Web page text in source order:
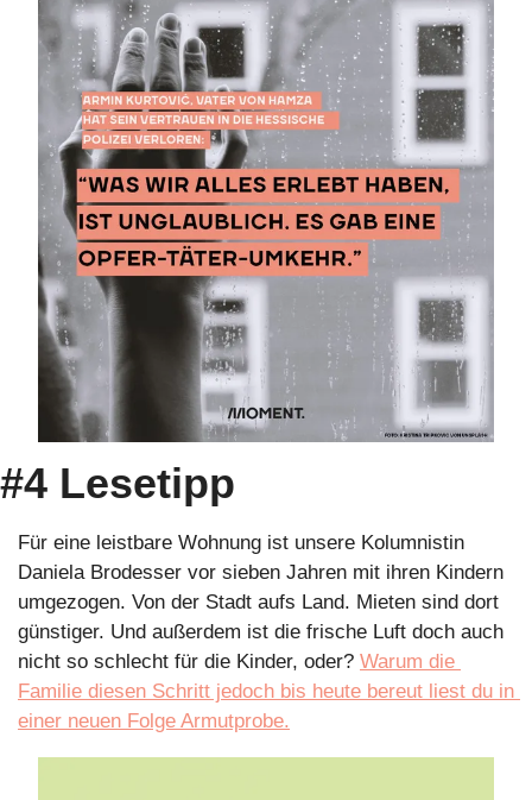
#4 Lesetipp
Für eine leistbare Wohnung ist unsere Kolumnistin
Daniela Brodesser vor sieben Jahren mit ihren Kindern
umgezogen. Von der Stadt aufs Land. Mieten sind dort
günstiger. Und außerdem ist die frische Luft doch auch
nicht so schlecht für die Kinder, oder? Warum die
Familie diesen Schritt jedoch bis heute bereut liest du in
einer neuen Folge Armutprobe.